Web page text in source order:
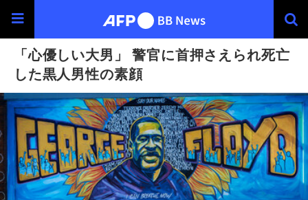
「心優しい大男」 警官に首押さえられ死亡
した黒人男性の素顔